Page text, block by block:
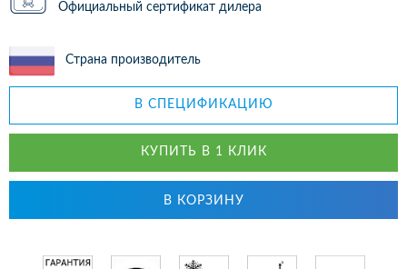
Официальный сертификат дилера
Страна производитель
В СПЕЦИФИКАЦИЮ
КУПИТЬ В 1 КЛИК
В КОРЗИНУ